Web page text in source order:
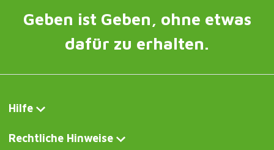
Geben ist Geben, ohne etwas
dafür zu erhalten.
Hilfe
Rechtliche Hinweise